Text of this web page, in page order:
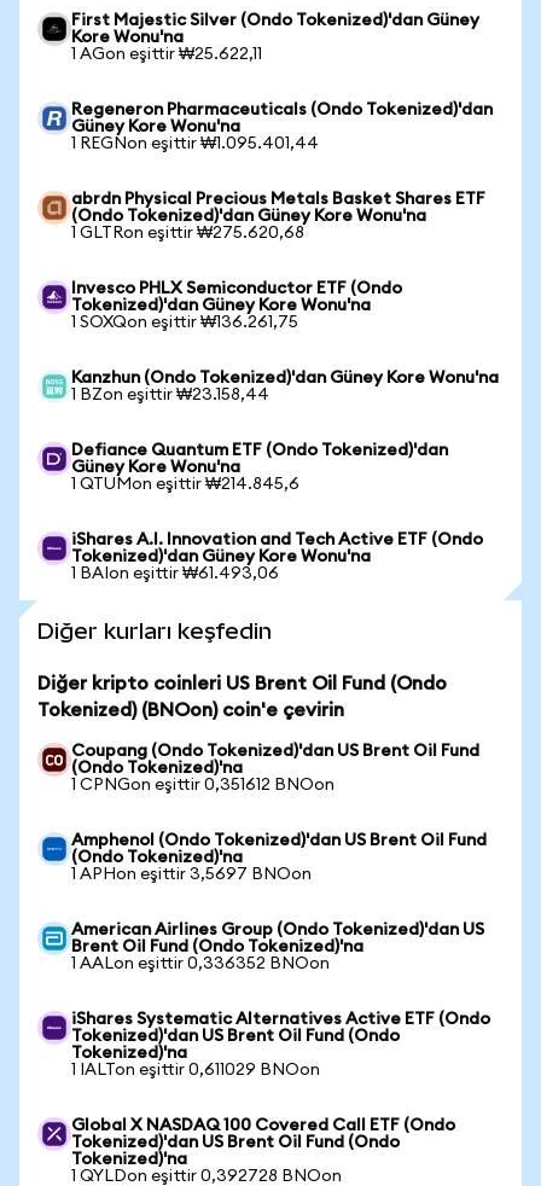
First Majestic Silver (Ondo Tokenized)'dan Güney
Kore Wonu'na
1 AGon eşittir ₩25.622,11
Regeneron Pharmaceuticals (Ondo Tokenized)'dan
Güney Kore Wonu'na
1 REGNon eşittir ₩1.095.401,44
abrdn Physical Precious Metals Basket Shares ETF
(Ondo Tokenized)'dan Güney Kore Wonu'na
1 GLTRon eşittir ₩275.620,68
Invesco PHLX Semiconductor ETF (Ondo
Tokenized)'dan Güney Kore Wonu'na
1 SOXQon eşittir ₩136.261,75
Kanzhun (Ondo Tokenized)'dan Güney Kore Wonu'na
1 BZon eşittir ₩23.158,44
Defiance Quantum ETF (Ondo Tokenized)'dan
Güney Kore Wonu'na
1 QTUMon eşittir ₩214.845,6
iShares A.I. Innovation and Tech Active ETF (Ondo
Tokenized)'dan Güney Kore Wonu'na
1 BAIon eşittir ₩61.493,06
Diğer kurları keşfedin
Diğer kripto coinleri US Brent Oil Fund (Ondo
Tokenized) (BNOon) coin'e çevirin
Coupang (Ondo Tokenized)'dan US Brent Oil Fund
(Ondo Tokenized)'na
1 CPNGon eşittir 0,351612 BNOon
Amphenol (Ondo Tokenized)'dan US Brent Oil Fund
(Ondo Tokenized)'na
1 APHon eşittir 3,5697 BNOon
American Airlines Group (Ondo Tokenized)'dan US
Brent Oil Fund (Ondo Tokenized)'na
1 AALon eşittir 0,336352 BNOon
iShares Systematic Alternatives Active ETF (Ondo
Tokenized)'dan US Brent Oil Fund (Ondo
Tokenized)'na
1 IALTon eşittir 0,611029 BNOon
Global X NASDAQ 100 Covered Call ETF (Ondo
Tokenized)'dan US Brent Oil Fund (Ondo
Tokenized)'na
1 QYLDon eşittir 0,392728 BNOon